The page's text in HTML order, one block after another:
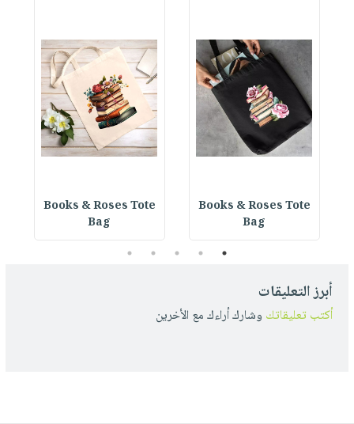
Books & Roses Tote
Bag
Books & Roses Tote
Bag
1
2
3
4
5
أبرز التعليقات
أكتب تعليقاتك وشارك أراءك مع الأخرين